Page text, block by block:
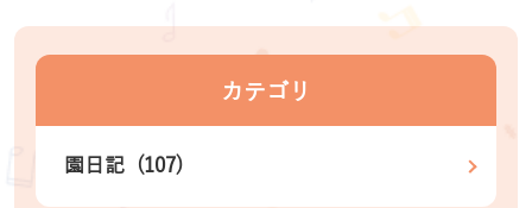
カテゴリ
園日記 (107)